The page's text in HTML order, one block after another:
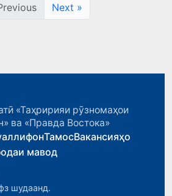
Next »
«Таҳририяи рӯзномаҳои
ва «Правда Востока»
ТамосВакансияҳо
мавод
шудаанд.